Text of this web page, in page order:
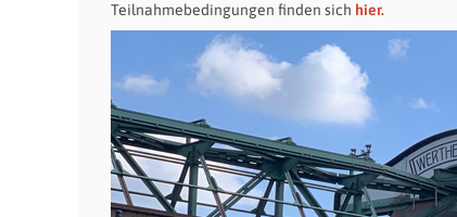
Teilnahmebedingungen finden sich hier.